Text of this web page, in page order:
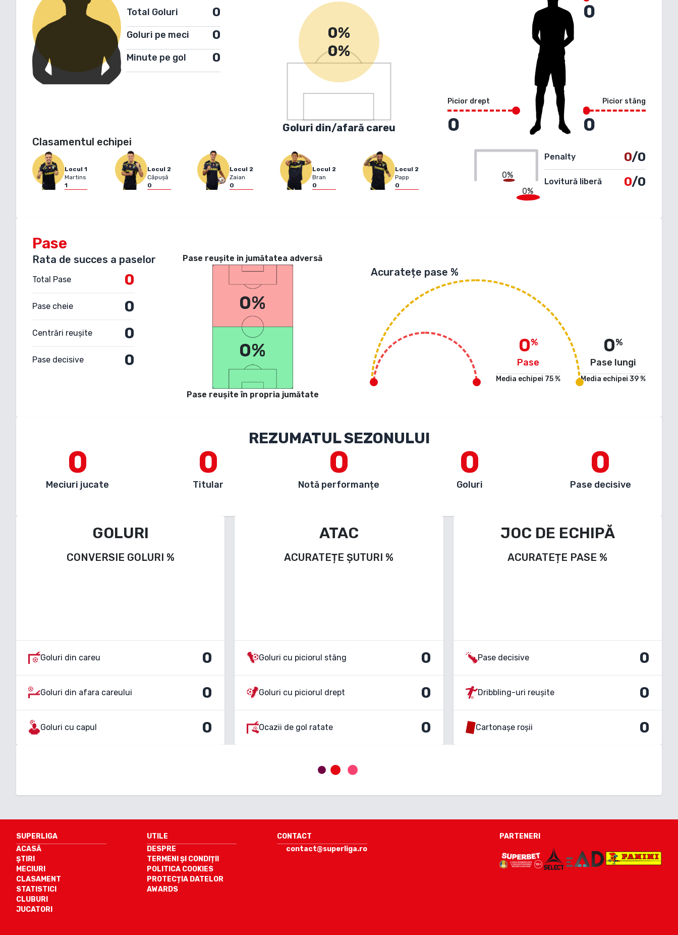
Total Goluri 0
Goluri pe meci 0
Minute pe gol 0
0%
0%
Goluri din/afară careu
Picior drept
0
0
Picior stâng
0
Clasamentul echipei
Locul 1
Martins
1
Locul 2
Căpușă
0
Locul 2
Zaian
0
Locul 2
Bran
0
Locul 2
Papp
0
0%
0%
Penalty 0/0
Lovitură liberă 0/0
Pase
Rata de succes a paselor
Total Pase 0
Pase cheie 0
Centrări reușite 0
Pase decisive 0
Pase reușite in jumătatea adversă
0%
0%
Pase reușite în propria jumătate
Acuratețe pase %
0%
Pase
Media echipei 75%
0%
Pase lungi
Media echipei 39%
REZUMATUL SEZONULUI
0
Meciuri jucate
0
Titular
0
Notă performanțe
0
Goluri
0
Pase decisive
GOLURI
CONVERSIE GOLURI %
Goluri din careu 0
Goluri din afara careului 0
Goluri cu capul 0
ATAC
ACURATEȚE ȘUTURI %
Goluri cu piciorul stâng 0
Goluri cu piciorul drept 0
Ocazii de gol ratate 0
JOC DE ECHIPĂ
ACURATEȚE PASE %
Pase decisive 0
Dribbling-uri reușite 0
Cartonașe roșii 0
SUPERLIGA
ACASĂ
ȘTIRI
MECIURI
CLASAMENT
STATISTICI
CLUBURI
JUCATORI
UTILE
DESPRE
TERMENI ȘI CONDIȚII
POLITICA COOKIES
PROTECȚIA DATELOR
AWARDS
CONTACT
contact@superliga.ro
PARTENERI